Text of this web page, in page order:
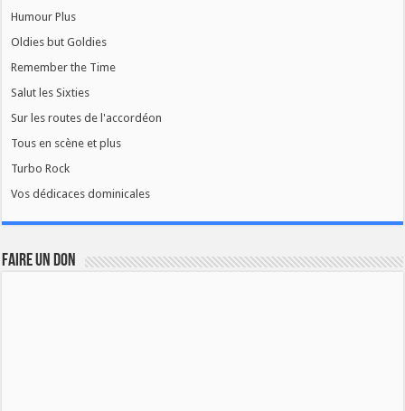
Humour Plus
Oldies but Goldies
Remember the Time
Salut les Sixties
Sur les routes de l'accordéon
Tous en scène et plus
Turbo Rock
Vos dédicaces dominicales
FAIRE UN DON